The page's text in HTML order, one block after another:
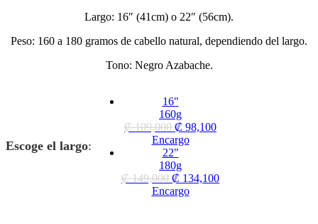
Largo: 16″ (41cm) o 22″ (56cm).
Peso: 160 a 180 gramos de cabello natural, dependiendo del largo.
Tono: Negro Azabache.
Escoge el largo:
16"
160g
₡109,000 ₡ 98,100
Encargo
22"
180g
₡149,000 ₡ 134,100
Encargo